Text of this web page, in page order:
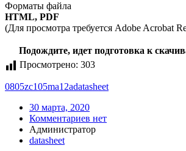
Форматы файла
HTML, PDF
(Для просмотра требуется Adobe Acrobat
Подождите, идет подготовка к
Просмотрено: 303
0805zc105ma12adatasheet
30 марта, 2020
Комментариев нет
Администратор
datasheet